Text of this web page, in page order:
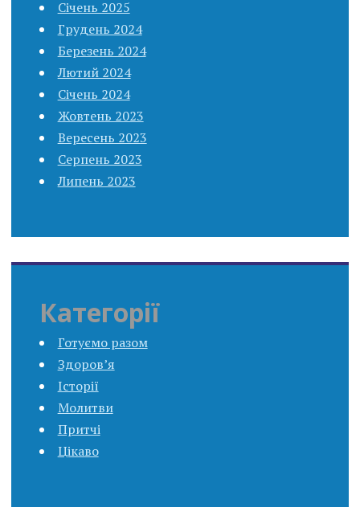
Січень 2025
Грудень 2024
Березень 2024
Лютий 2024
Січень 2024
Жовтень 2023
Вересень 2023
Серпень 2023
Липень 2023
Категорії
Готуємо разом
Здоров’я
Історії
Молитви
Притчі
Цікаво